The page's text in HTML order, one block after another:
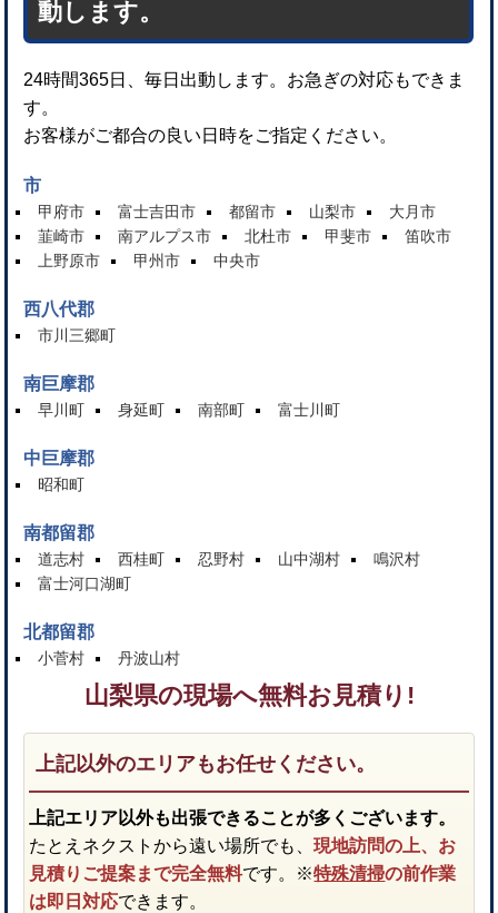
動します。
24時間365日、毎日出動します。お急ぎの対応もできま
す。
お客様がご都合の良い日時をご指定ください。
市
甲府市 富士吉田市 都留市 山梨市
大月市
韮崎市
南アルプス市 北杜市 甲斐市
笛吹市
上野原市
甲州市 中央市
西八代郡
市川三郷町
南巨摩郡
早川町 身延町 南部町 富士川町
中巨摩郡
昭和町
南都留郡
道志村 西桂町 忍野村 山中湖村
鳴沢村
富士河口湖町
北都留郡
小菅村 丹波山村
山梨県の現場へ無料お見積り!
上記以外のエリアもお任せください。
上記エリア以外も出張できることが多くございます。
たとえネクストから遠い場所でも、現地訪問の上、お
見積りご提案まで完全無料です。※特殊清掃の前作業
は即日対応できます。